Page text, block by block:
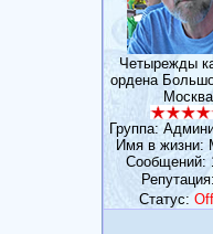
Четырежды
ордена
Москва
Группа:
Имя в жизни:
Сообщений:
Репутация:
Статус: